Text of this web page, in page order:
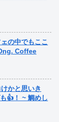
の中でもここ
Coffee
かと思いき
👍！ ~ 鯛めし